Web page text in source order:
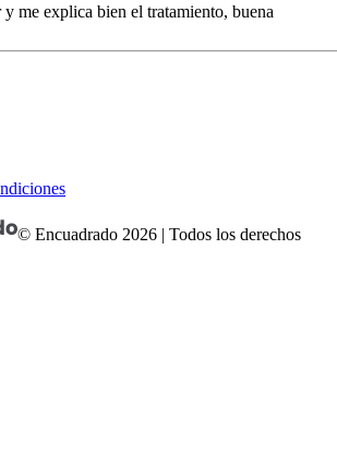
y me explica bien el tratamiento, buena
© Encuadrado 2026 |Todos los derechos